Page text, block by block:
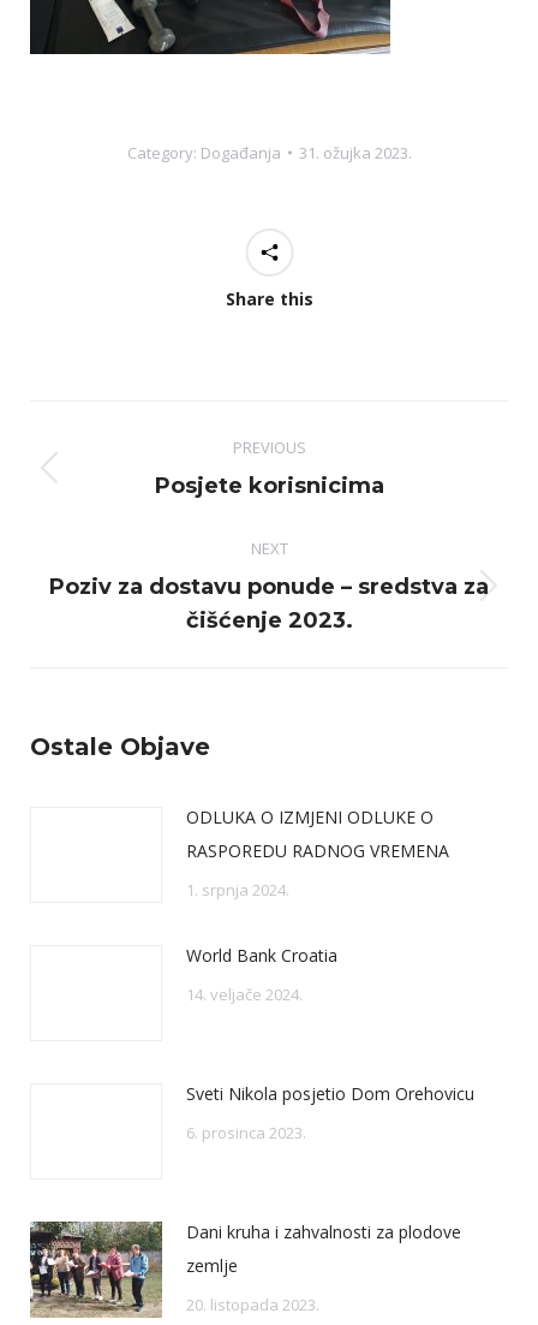
Category: Događanja 31. ožujka 2023.
Share this
navigation
PREVIOUS
Previous
Posjete korisnicima
NEXT
Next
post:
Poziv za dostavu ponude – sredstva za
čišćenje 2023.
Ostale Objave
ODLUKA O IZMJENI ODLUKE O
RASPOREDU RADNOG VREMENA
1. srpnja 2024.
World Bank Croatia
14. veljače 2024.
Sveti Nikola posjetio Dom Orehovicu
6. prosinca 2023.
Dani kruha i zahvalnosti za plodove
zemlje
20. listopada 2023.